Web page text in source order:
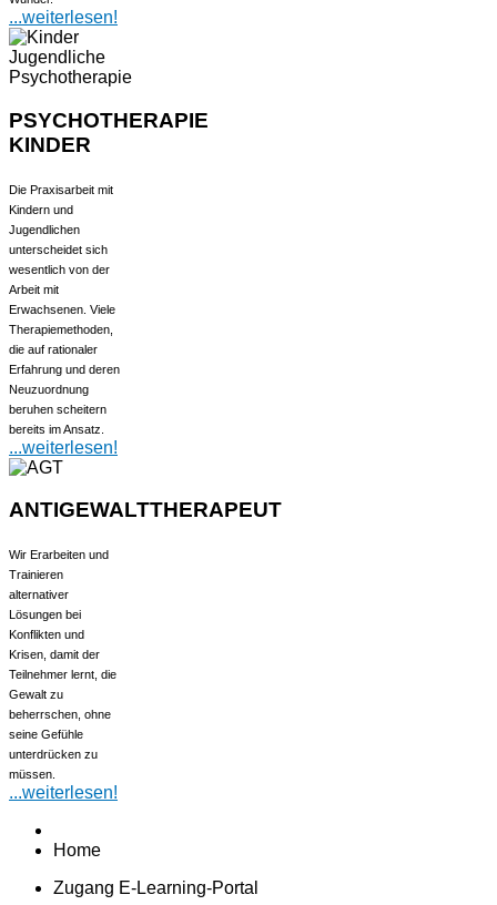
...weiterlesen!
PSYCHOTHERAPIE
KINDER
Die Praxisarbeit mit
Kindern und
Jugendlichen
unterscheidet sich
wesentlich von der
Arbeit mit
Erwachsenen. Viele
Therapiemethoden,
die auf rationaler
Erfahrung und deren
Neuzuordnung
beruhen scheitern
bereits im Ansatz.
...weiterlesen!
ANTIGEWALTTHERAPEUT
Wir Erarbeiten und
Trainieren
alternativer
Lösungen bei
Konflikten und
Krisen, damit der
Teilnehmer lernt, die
Gewalt zu
beherrschen, ohne
seine Gefühle
unterdrücken zu
müssen.
...weiterlesen!
Home
Zugang E-Learning-Portal